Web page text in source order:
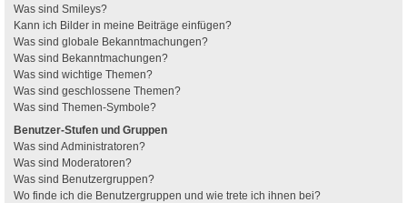
Was sind Smileys?
Kann ich Bilder in meine Beiträge einfügen?
Was sind globale Bekanntmachungen?
Was sind Bekanntmachungen?
Was sind wichtige Themen?
Was sind geschlossene Themen?
Was sind Themen-Symbole?
Benutzer-Stufen und Gruppen
Was sind Administratoren?
Was sind Moderatoren?
Was sind Benutzergruppen?
Wo finde ich die Benutzergruppen und wie trete ich ihnen bei?